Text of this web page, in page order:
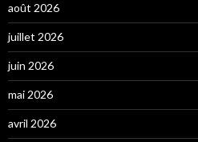
août 2026
juillet 2026
juin 2026
mai 2026
avril 2026